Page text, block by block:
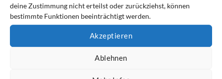
deine Zustimmung nicht erteilst oder zurückziehst, können
bestimmte Funktionen beeinträchtigt werden.
Akzeptieren
Ablehnen